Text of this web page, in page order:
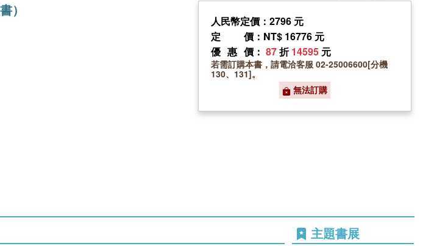
）
人民幣定價：2796 元
定價 ：NT$ 16776 元
優惠價 ： 87折14595 元
若需訂購本書，請電洽客服 02-25006600[分機
130、131]。
無法訂購
主題書展